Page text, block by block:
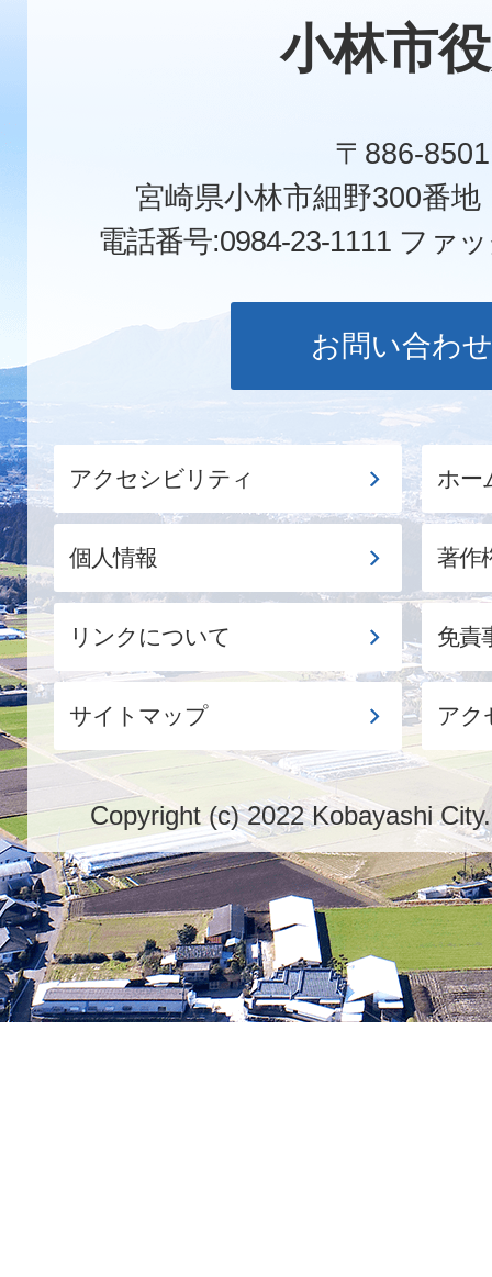
小林市
〒886-8501
宮崎県小林市細野300番
電話番号:0984-23-1111 ファ
お問い合わせ
アクセシビリティ ホー
個人情報 著作
リンクについて 免責
サイトマップ アク
Copyright (c) 2022 Kobayashi